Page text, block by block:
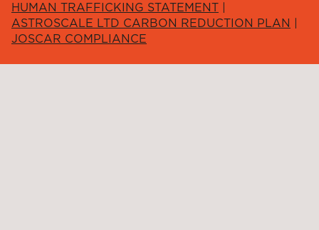
HUMAN TRAFFICKING STATEMENT |
ASTROSCALE LTD CARBON REDUCTION PLAN |
JOSCAR COMPLIANCE